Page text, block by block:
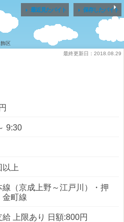
 最近見たバイト  保存したバイト
区
最終更新日：2018.08.29
9:30
以上
線（京成上野～江戸川）・押
金町線
給 上限あり 日額:800円